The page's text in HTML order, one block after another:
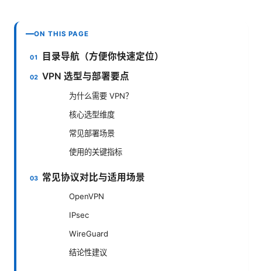
ON THIS PAGE
目录导航（方便你快速定位）
VPN 选型与部署要点
为什么需要 VPN？
核心选型维度
常见部署场景
使用的关键指标
常见协议对比与适用场景
OpenVPN
IPsec
WireGuard
结论性建议